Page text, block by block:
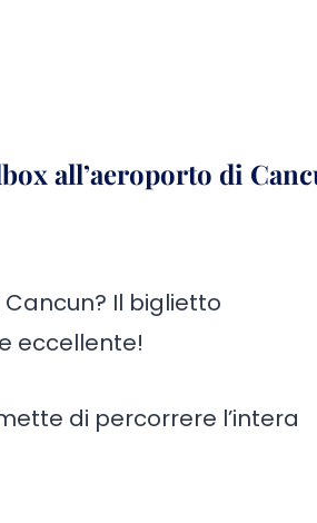
all’aeroporto di
Il biglietto
eccellente!
di percorrere l’intera